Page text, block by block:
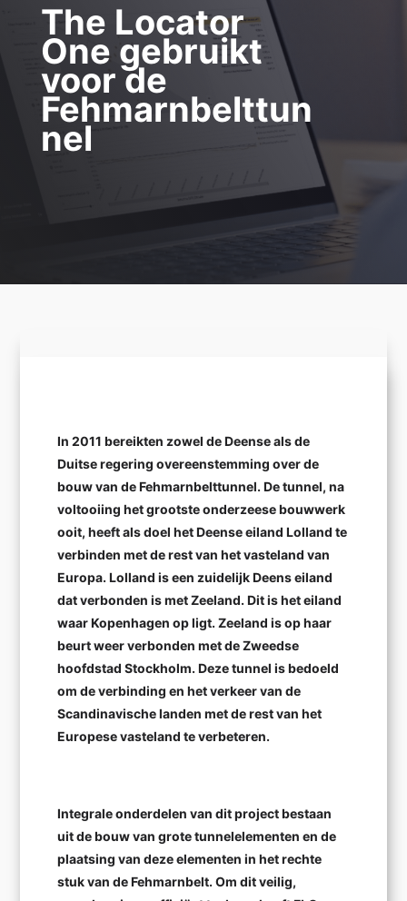
The Locator
One gebruikt
voor de
Fehmarnbelttun
nel
In 2011 bereikten zowel de Deense als de
Duitse regering overeenstemming over de
bouw van de Fehmarnbelttunnel. De tunnel, na
voltooiing het grootste onderzeese bouwwerk
ooit, heeft als doel het Deense eiland Lolland te
verbinden met de rest van het vasteland van
Europa. Lolland is een zuidelijk Deens eiland
dat verbonden is met Zeeland. Dit is het eiland
waar Kopenhagen op ligt. Zeeland is op haar
beurt weer verbonden met de Zweedse
hoofdstad Stockholm. Deze tunnel is bedoeld
om de verbinding en het verkeer van de
Scandinavische landen met de rest van het
Europese vasteland te verbeteren.
Integrale onderdelen van dit project bestaan
uit de bouw van grote tunnelelementen en de
plaatsing van deze elementen in het rechte
stuk van de Fehmarnbelt. Om dit veilig,